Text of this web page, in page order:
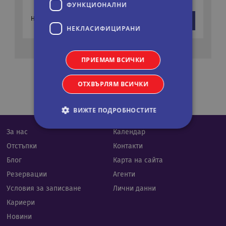
На цени от:
1110 лв.
За нас
Отстъпки
Блог
Резервации
Условия за записване
Календар
Контакти
Карта на сайта
Агенти
Лични данни
Кариери
Новини
ФУНКЦИОНАЛНИ
НЕКЛАСИФИЦИРАНИ
ПРИЕМАМ ВСИЧКИ
ОТХВЪРЛЯМ ВСИЧКИ
ВИЖТЕ ПОДРОБНОСТИТЕ
Строго необходими
Статистически
Функционални
Некласифицирани